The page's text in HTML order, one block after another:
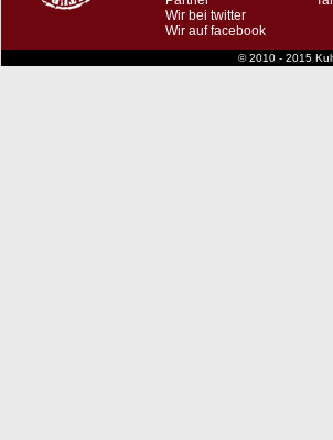
Wir bei twitter
Wir auf facebook
© 2010 - 2015